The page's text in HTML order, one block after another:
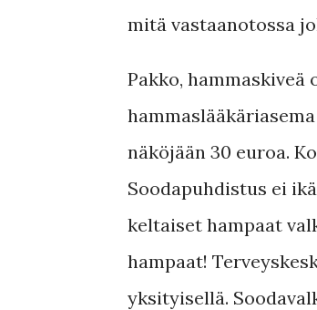
mitä vastaanotossa
Pakko,
näköjään 30 euroa.
Soodapuhdistus ei
keltaiset hampaat
hampaat!
yksityisellä.